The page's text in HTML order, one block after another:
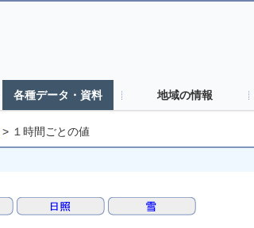
各種データ・資料 地域の情報
> １時間ごとの値